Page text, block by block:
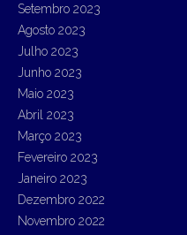
Setembro 2023
Agosto 2023
Julho 2023
Junho 2023
Maio 2023
Abril 2023
Março 2023
Fevereiro 2023
Janeiro 2023
Dezembro 2022
Novembro 2022